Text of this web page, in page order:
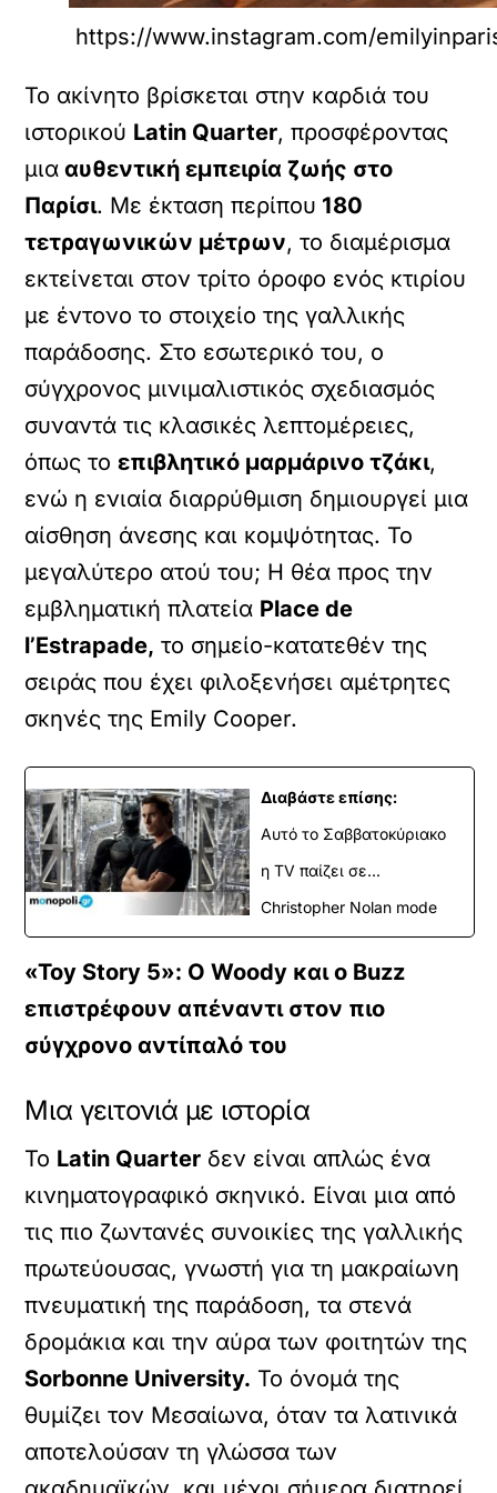
https://www.instagram.com/
Το ακίνητο βρίσκεται στην καρδιά του
ιστορικού Latin Quarter, προσφέροντας
μια αυθεντική εμπειρία ζωής στο
Παρίσι. Με έκταση περίπου 180
τετραγωνικών μέτρων, το διαμέρισμα
εκτείνεται στον τρίτο όροφο ενός κτιρίου
με έντονο το στοιχείο της γαλλικής
παράδοσης. Στο εσωτερικό του, ο
σύγχρονος μινιμαλιστικός σχεδιασμός
συναντά τις κλασικές λεπτομέρειες,
όπως τοεπιβλητικό μαρμάρινο τζάκι,
ενώ η ενιαία διαρρύθμιση δημιουργεί μια
αίσθηση άνεσης και κομψότητας. Το
μεγαλύτερο ατού του; Η θέα προς την
εμβληματική πλατεία Place de
l’Estrapade, το σημείο-κατατεθέν της
σειράς που έχει φιλοξενήσει αμέτρητες
σκηνές της Emily Cooper.
Διαβάστε επίσης:
Αυτό το Σαββατοκύριακο
η TV παίζει σε...
Christopher Nolan mode
«Toy Story 5»: Ο Woody και ο Buzz
επιστρέφουν απέναντι στον πιο
σύγχρονο αντίπαλό του
Μια γειτονιά με ιστορία
Το Latin Quarter δεν είναι απλώς ένα
κινηματογραφικό σκηνικό. Είναι μια από
τις πιο ζωντανές συνοικίες της γαλλικής
πρωτεύουσας, γνωστή για τη μακραίωνη
πνευματική της παράδοση, τα στενά
δρομάκια και την αύρα των φοιτητών της
Sorbonne University. Το όνομά της
θυμίζει τον Μεσαίωνα, όταν τα λατινικά
αποτελούσαν τη γλώσσα των